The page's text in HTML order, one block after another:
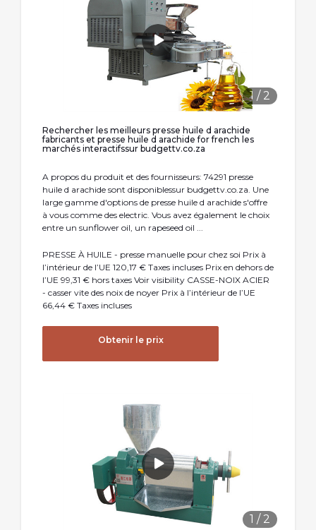
1 / 2
Rechercher les meilleurs presse huile d arachide
fabricants et presse huile d arachide for french les
marchés interactifssur budgettv.co.za
A propos du produit et des fournisseurs: 74291 presse
huile d arachide sont disponiblessur budgettv.co.za. Une
large gamme d'options de presse huile d arachide s'offre
à vous comme des electric. Vous avez également le choix
entre un sunflower oil, un rapeseed oil ...
PRESSE À HUILE - presse manuelle pour chez soi Prix à
l’intérieur de l’UE 120,17 € Taxes incluses Prix en dehors de
l’UE 99,31 € hors taxes Voir visibility CASSE-NOIX ACIER
- casser vite des noix de noyer Prix à l’intérieur de l’UE
66,44 € Taxes incluses
Obtenir le prix
1 / 2